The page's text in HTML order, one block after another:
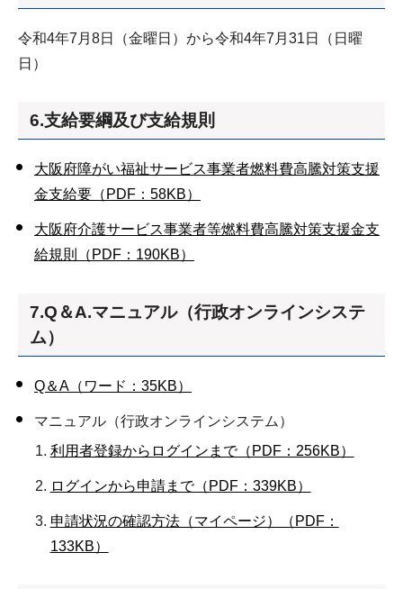
令和4年7月8日（金曜日）から令和4年7月31日（日曜
日）
6.支給要綱及び支給規則
大阪府障がい福祉サービス事業者燃料費高騰対策支援
金支給要（PDF：58KB）
大阪府介護サービス事業者等燃料費高騰対策支援金支
給規則（PDF：190KB）
7.Q＆A.マニュアル（行政オンラインシステ
ム）
Q＆A（ワード：35KB）
マニュアル（行政オンラインシステム）
利用者登録からログインまで（PDF：256KB）
ログインから申請まで（PDF：339KB）
申請状況の確認方法（マイページ）（PDF：
133KB）